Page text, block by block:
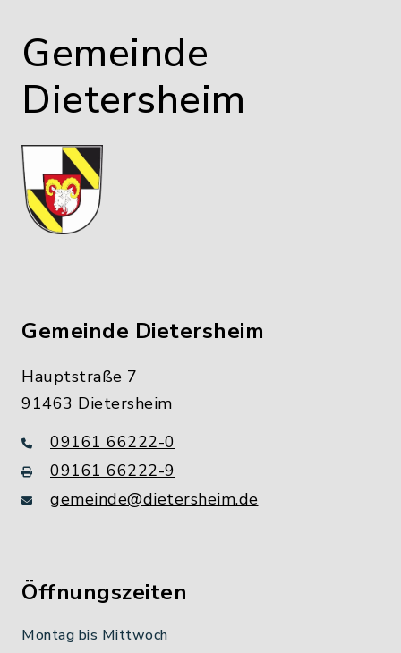
Gemeinde
Dietersheim
Gemeinde Dietersheim
Hauptstraße 7
91463 Dietersheim
09161 66222-0
09161 66222-9
gemeinde@dietersheim.de
Öffnungszeiten
Montag bis Mittwoch